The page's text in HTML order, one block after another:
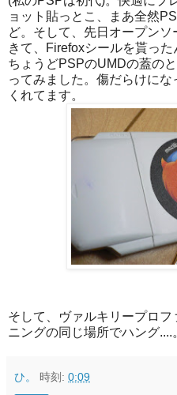
ョット貼っとこ、まあ全然
ど。そして、先日オープン
きて、Firefoxシールを貰っ
ちょうどPSPのUMDの蓋の
ってみました。傷だらけに
くれてます。
そして、ヴァルキリープロ
ニングの同じ場所でハング....
ひ。 時刻: 0:09